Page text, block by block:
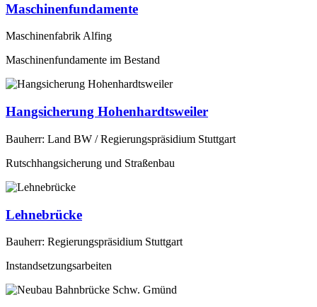
Maschinenfundamente
Maschinenfabrik Alfing
Maschinenfundamente im Bestand
Hangsicherung Hohenhardtsweiler
Bauherr: Land BW / Regierungspräsidium Stuttgart
Rutschhangsicherung und Straßenbau
Lehnebrücke
Bauherr: Regierungspräsidium Stuttgart
Instandsetzungsarbeiten